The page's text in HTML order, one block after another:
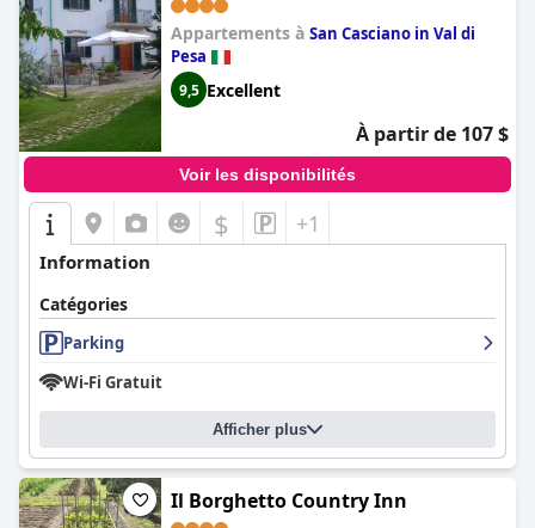
Appartements à San Casciano in Val di
Pesa
9,5 Excellent
À partir de 107 $
Voir les disponibilités
$ +1
Information
Catégories
Parking
Wi-Fi Gratuit
Afficher plus
Il Borghetto Country Inn